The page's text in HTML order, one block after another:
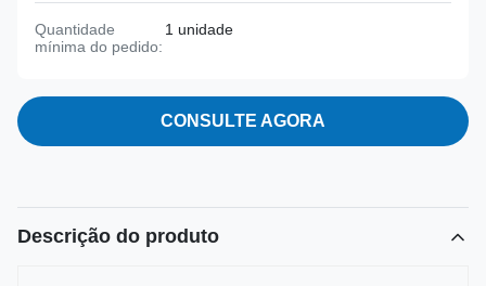
Quantidade
mínima do pedido:
1 unidade
CONSULTE AGORA
Descrição do produto